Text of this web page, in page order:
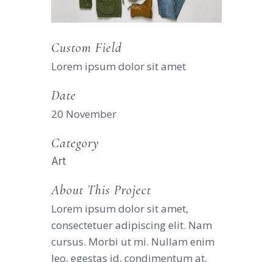
Custom Field
Lorem ipsum dolor sit amet
Date
20 November
Category
Art
About This Project
Lorem ipsum dolor sit amet,
consectetuer adipiscing elit. Nam
cursus. Morbi ut mi. Nullam enim
leo, egestas id, condimentum at,